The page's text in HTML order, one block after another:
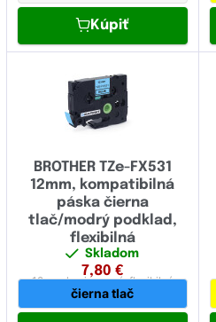
Kúpiť
BROTHER TZe-FX531
12mm, kompatibilná
páska čierna
tlač/modrý podklad,
flexibilná
Skladom
7,80 €
12 mmlaminovaná,flexibilná
čierna tlač